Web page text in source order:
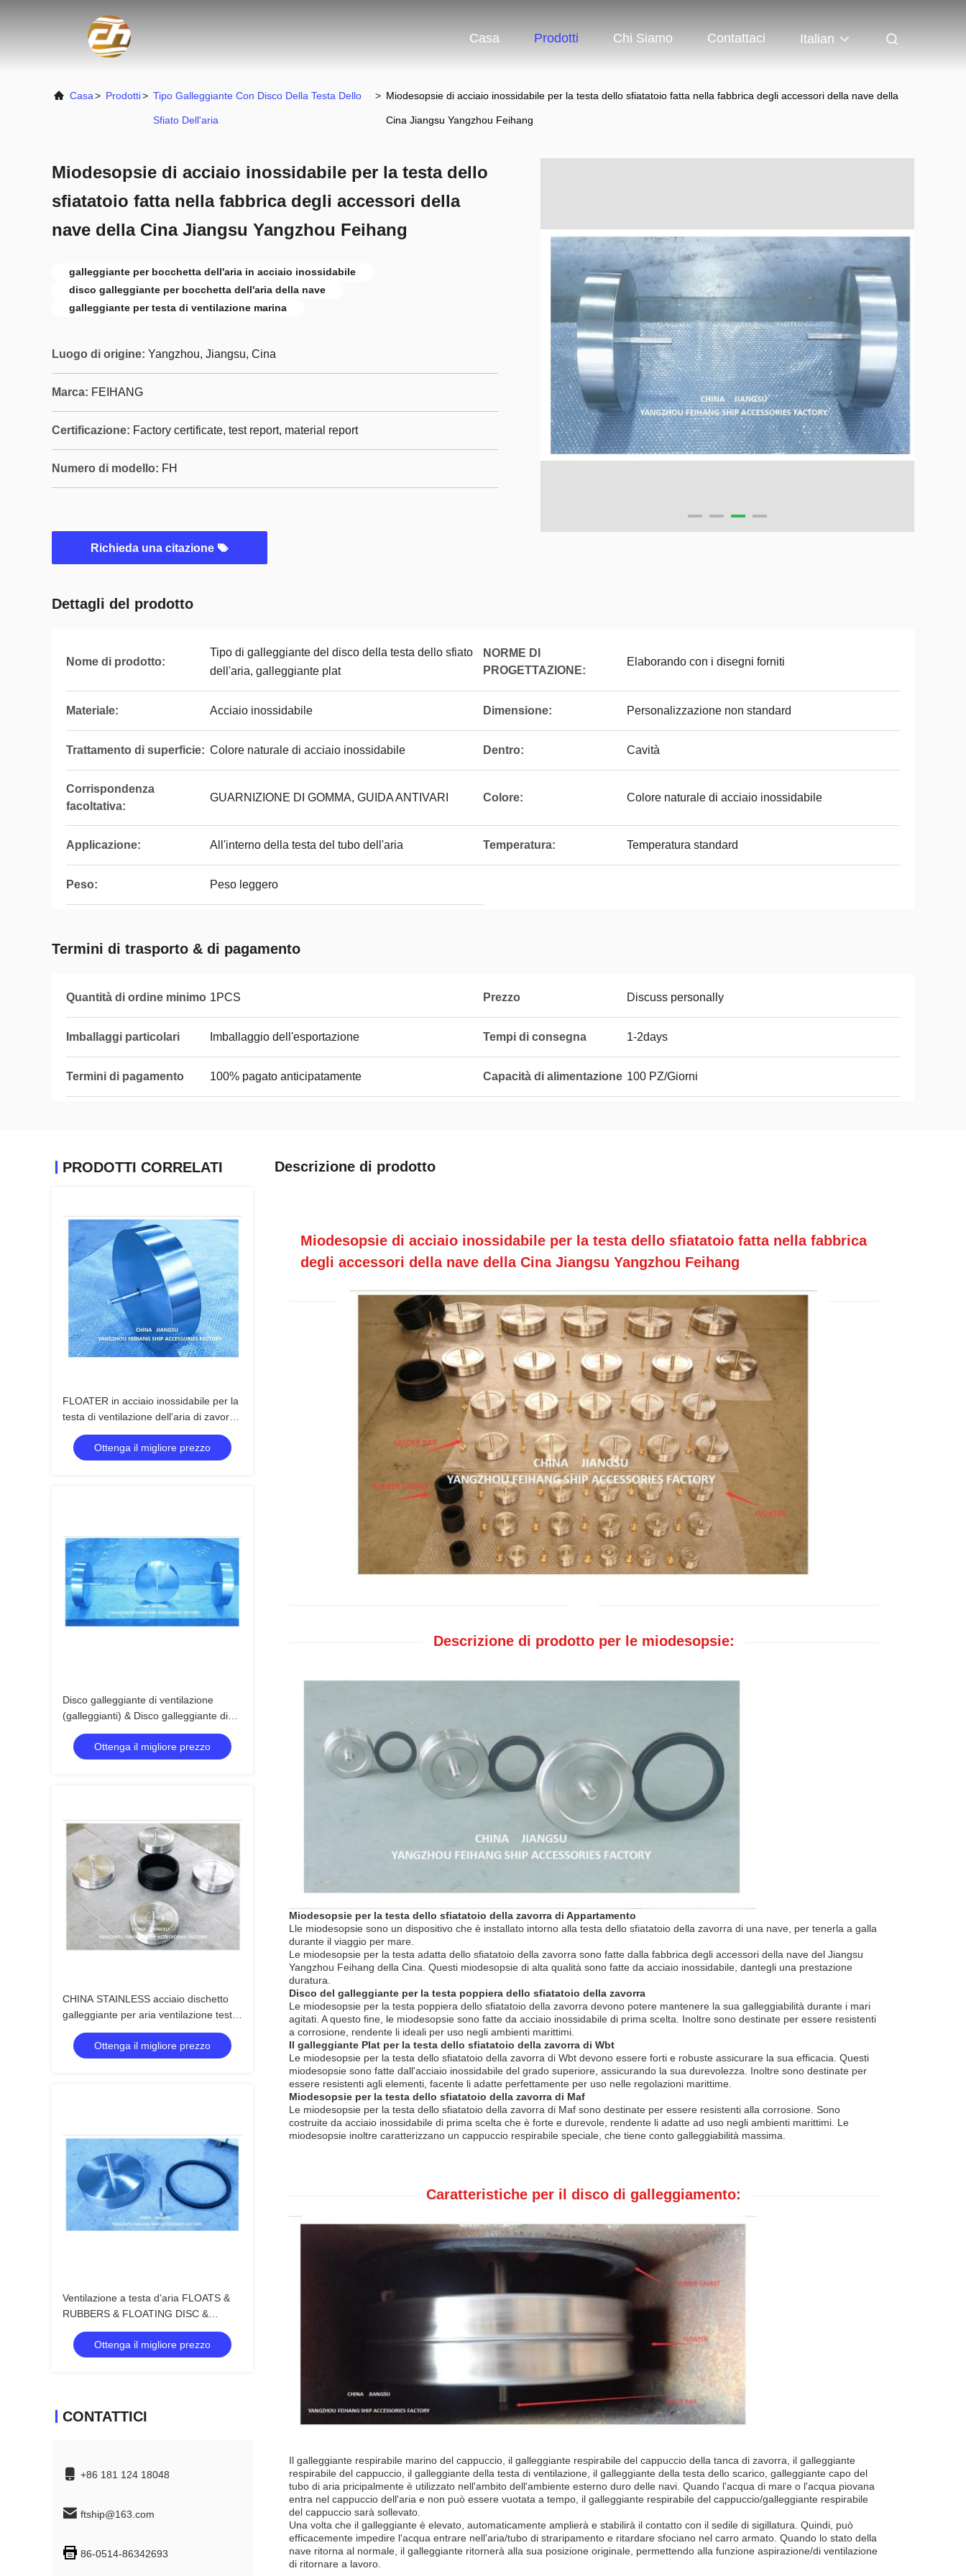
Casa Prodotti Chi Siamo Contattaci Italian
Casa> Prodotti> Tipo Galleggiante Con Disco Della Testa Dello
Sfiato Dell'aria
> Miodesopsie di acciaio inossidabile per la testa dello sfiatatoio fatta nella fabbrica degli accessori della nave della
Cina Jiangsu Yangzhou Feihang
Miodesopsie di acciaio inossidabile per la testa dello
sfiatatoio fatta nella fabbrica degli accessori della
nave della Cina Jiangsu Yangzhou Feihang
galleggiante per bocchetta dell'aria in acciaio inossidabile
disco galleggiante per bocchetta dell'aria della nave
galleggiante per testa di ventilazione marina
Luogo di origine: Yangzhou, Jiangsu, Cina
Marca: FEIHANG
Certificazione: Factory certificate, test report, material report
Numero di modello: FH
Richieda una citazione
Dettagli del prodotto
Nome di prodotto:
Tipo di galleggiante del disco della testa dello sfiato
dell'aria, galleggiante plat
NORME DI
PROGETTAZIONE:
Elaborando con i disegni forniti
Materiale: Acciaio inossidabile Dimensione: Personalizzazione non standard
Trattamento di superficie: Colore naturale di acciaio inossidabile Dentro: Cavità
Corrispondenza
facoltativa:
GUARNIZIONE DI GOMMA, GUIDA ANTIVARI Colore: Colore naturale di acciaio inossidabile
Applicazione: All'interno della testa del tubo dell'aria Temperatura: Temperatura standard
Peso: Peso leggero
Termini di trasporto & di pagamento
Quantità di ordine minimo 1PCS Prezzo Discuss personally
Imballaggi particolari Imballaggio dell'esportazione Tempi di consegna 1-2days
Termini di pagamento 100% pagato anticipatamente Capacità di alimentazione 100 PZ/Giorni
PRODOTTI CORRELATI
FLOATER in acciaio inossidabile per la
testa di ventilazione dell'aria di zavorra
posteriore &FLOATER in acciaio
inossidabile per la testa di ventilazione
dell'aria di zavorra posteriore
Ottenga il migliore prezzo
Disco galleggiante di ventilazione
(galleggianti) & Disco galleggiante di
testa di ventilazione & Disco
galleggiante di testa di ventilazione &
Piastra galleggiante di testa di
Ottenga il migliore prezzo
CHINA STAINLESS acciaio dischetto
galleggiante per aria ventilazione testa
FLAOTER & piattaforma galleggiante
per aria tubo testa
Ottenga il migliore prezzo
Ventilazione a testa d'aria FLOATS &
RUBBERS & FLOATING DISC &
FLOAT PLAT
Ottenga il migliore prezzo
CONTATTICI
+86 181 124 18048
ftship@163.com
86-0514-86342693
Descrizione di prodotto
Miodesopsie di acciaio inossidabile per la testa dello sfiatatoio fatta nella fabbrica
degli accessori della nave della Cina Jiangsu Yangzhou Feihang
Descrizione di prodotto per le miodesopsie:
Miodesopsie per la testa dello sfiatatoio della zavorra di Appartamento
Lle miodesopsie sono un dispositivo che è installato intorno alla testa dello sfiatatoio della zavorra di una nave, per tenerla a galla
durante il viaggio per mare.
Le miodesopsie per la testa adatta dello sfiatatoio della zavorra sono fatte dalla fabbrica degli accessori della nave del Jiangsu
Yangzhou Feihang della Cina. Questi miodesopsie di alta qualità sono fatte da acciaio inossidabile, dantegli una prestazione
duratura.
Disco del galleggiante per la testa poppiera dello sfiatatoio della zavorra
Le miodesopsie per la testa poppiera dello sfiatatoio della zavorra devono potere mantenere la sua galleggiabilità durante i mari
agitati. A questo fine, le miodesopsie sono fatte da acciaio inossidabile di prima scelta. Inoltre sono destinate per essere resistenti
a corrosione, rendente li ideali per uso negli ambienti marittimi.
Il galleggiante Plat per la testa dello sfiatatoio della zavorra di Wbt
Le miodesopsie per la testa dello sfiatatoio della zavorra di Wbt devono essere forti e robuste assicurare la sua efficacia. Questi
miodesopsie sono fatte dall'acciaio inossidabile del grado superiore, assicurando la sua durevolezza. Inoltre sono destinate per
essere resistenti agli elementi, facente li adatte perfettamente per uso nelle regolazioni marittime.
Miodesopsie per la testa dello sfiatatoio della zavorra di Maf
Le miodesopsie per la testa dello sfiatatoio della zavorra di Maf sono destinate per essere resistenti alla corrosione. Sono
costruite da acciaio inossidabile di prima scelta che è forte e durevole, rendente li adatte ad uso negli ambienti marittimi. Le
miodesopsie inoltre caratterizzano un cappuccio respirabile speciale, che tiene conto galleggiabilità massima.
Caratteristiche per il disco di galleggiamento:
Il galleggiante respirabile marino del cappuccio, il galleggiante respirabile del cappuccio della tanca di zavorra, il galleggiante
respirabile del cappuccio, il galleggiante della testa di ventilazione, il galleggiante della testa dello scarico, galleggiante capo del
tubo di aria pricipalmente è utilizzato nell'ambito dell'ambiente esterno duro delle navi. Quando l'acqua di mare o l'acqua piovana
entra nel cappuccio dell'aria e non può essere vuotata a tempo, il galleggiante respirabile del cappuccio/galleggiante respirabile
del cappuccio sarà sollevato.
Una volta che il galleggiante è elevato, automaticamente amplierà e stabilirà il contatto con il sedile di sigillatura. Quindi, può
efficacemente impedire l'acqua entrare nell'aria/tubo di straripamento e ritardare sfociano nel carro armato. Quando lo stato della
nave ritorna al normale, il galleggiante ritornerà alla sua posizione originale, permettendo alla funzione aspirazione/di ventilazione
di ritornare a lavoro.